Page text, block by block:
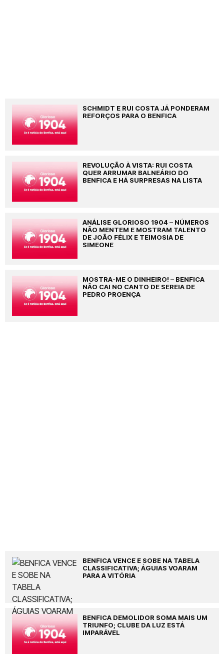
SCHMIDT E RUI COSTA JÁ PONDERAM
REFORÇOS PARA O BENFICA
REVOLUÇÃO À VISTA: RUI COSTA
QUER ARRUMAR BALNEÁRIO DO
BENFICA E HÁ SURPRESAS NA LISTA
ANÁLISE GLORIOSO 1904 – NÚMEROS
NÃO MENTEM E MOSTRAM TALENTO
DE JOÃO FÉLIX E TEIMOSIA DE
SIMEONE
MOSTRA-ME O DINHEIRO! – BENFICA
NÃO CAI NO CANTO DE SEREIA DE
PEDRO PROENÇA
BENFICA VENCE E SOBE NA TABELA
CLASSIFICATIVA; ÁGUIAS VOARAM
PARA A VITÓRIA
BENFICA DEMOLIDOR SOMA MAIS UM
TRIUNFO; CLUBE DA LUZ ESTÁ
IMPARÁVEL